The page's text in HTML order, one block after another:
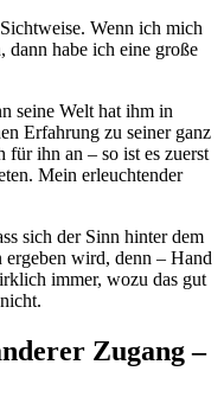
Wenn ich mich
dann habe ich eine große
seine Welt hat ihm in
Erfahrung zu seiner ganz
für ihn an – so ist es zuerst
Mein erleuchtender
sich der Sinn hinter dem
wird, denn – Hand
immer, wozu das gut
Zugang –